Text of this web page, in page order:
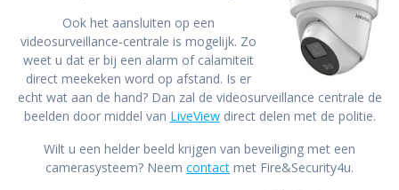
Ook het aansluiten op een
videosurveillance-centrale is mogelijk. Zo
weet u dat er bij een alarm of calamiteit
direct meekeken word op afstand. Is er
echt wat aan de hand? Dan zal de videosurveillance centrale de
beelden door middel van LiveViewdirect delen met de politie.
Wilt u een helder beeld krijgen van beveiliging met een
camerasysteem? Neem contact met Fire&Security4u.